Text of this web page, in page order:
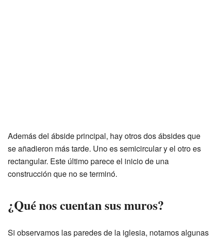
Además del ábside principal, hay otros dos ábsides que
se añadieron más tarde. Uno es semicircular y el otro es
rectangular. Este último parece el inicio de una
construcción que no se terminó.
¿Qué nos cuentan sus muros?
Si observamos las paredes de la iglesia, notamos algunas